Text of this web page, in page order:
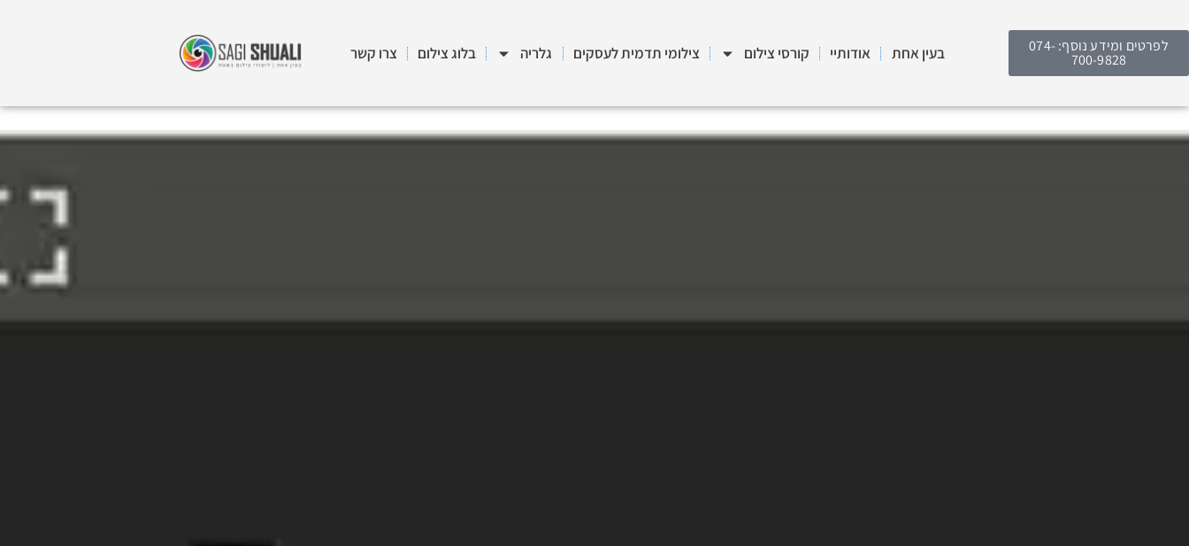
לפרטים ומידע נוסף: 074-
700-9828 בעין אחת אודותיי קורסי צילום צילומי תדמית לעסקים גלריה בלוג צילום צרו קשר